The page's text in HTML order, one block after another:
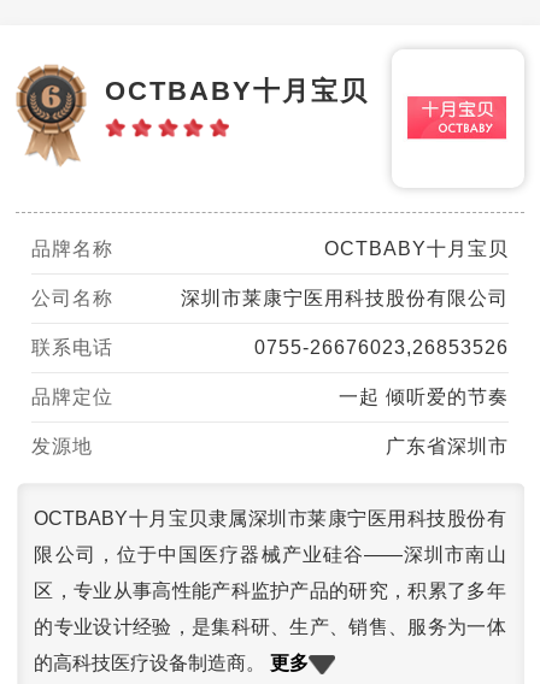
OCTBABY十月宝贝
品牌名称 OCTBABY十月宝贝
公司名称 深圳市莱康宁医用科技股份有限公司
联系电话 0755-26676023,26853526
品牌定位 一起 倾听爱的节奏
发源地 广东省深圳市
OCTBABY十月宝贝隶属深圳市莱康宁医用科技股份有
限公司，位于中国医疗器械产业硅谷——深圳市南山
区，专业从事高性能产科监护产品的研究，积累了多年
的专业设计经验，是集科研、生产、销售、服务为一体
的高科技医疗设备制造商。更多